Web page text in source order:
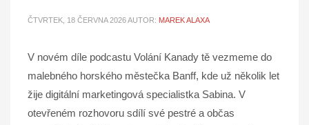
ČTVRTEK, 18 ČERVNA 2026AUTOR: MAREK ALAXA
V novém díle podcastu Volání Kanady tě vezmeme do
malebného horského městečka Banff, kde už několik let
žije digitální marketingová specialistka Sabina. V
otevřeném rozhovoru sdílí své pestré a občas